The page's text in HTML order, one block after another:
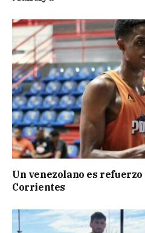
Un venezolano es
Corrientes